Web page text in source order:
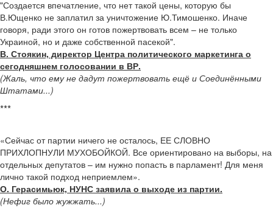
"Создается впечатление, что нет такой цены, которую бы
В.Ющенко не заплатил за уничтожение Ю.Тимошенко. Иначе
говоря, ради этого он готов пожертвовать всем – не только
Украиной, но и даже собственной пасекой".
В. Стоякин, директор Центра политического маркетинга о
сегодняшнем голосовании в ВР.
(Жаль, что ему не дадут пожертвовать ещё и Соединёнными
Штатами...)
***
«Сейчас от партии ничего не осталось, ЕЕ СЛОВНО
ПРИХЛОПНУЛИ МУХОБОЙКОЙ. Все ориентировано на выборы, на
отдельных депутатов – им нужно попасть в парламент! Для меня
лично такой подход неприемлем».
О. Герасимьюк, НУНС заявила о выходе из партии.
(Нефиг было жужжать...)